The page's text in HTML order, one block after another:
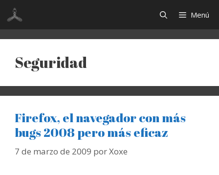
Saltar
contenido
Menú
Seguridad
Firefox, el navegador con más
bugs 2008 pero más eficaz
7 de marzo de 2009 porXoxe